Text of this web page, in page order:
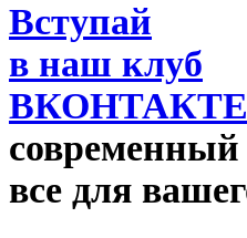
Вступай
в наш клуб
ВКОНТАКТЕ
современный
все для